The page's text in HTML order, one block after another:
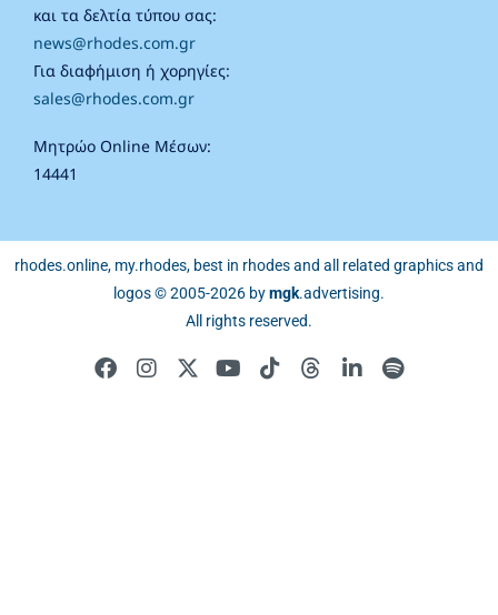
και τα δελτία τύπου σας:
news@rhodes.com.gr
Για διαφήμιση ή χορηγίες:
sales@rhodes.com.gr
Μητρώο Online Μέσων:
14441
rhodes.online, my.rhodes, best in rhodes and all related graphics and
logos © 2005-2026 bymgk.advertising.
All rights reserved.